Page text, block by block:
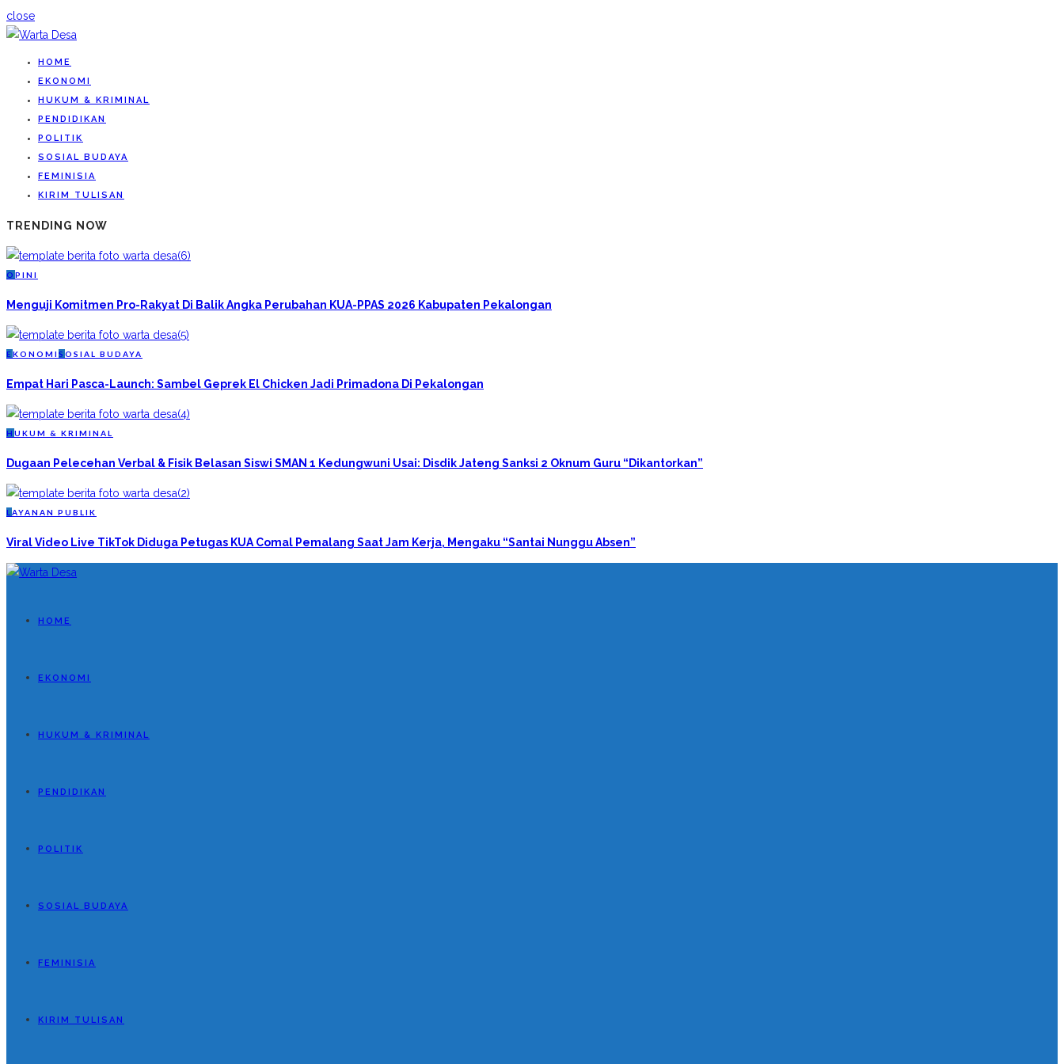
close
HOME
EKONOMI
HUKUM & KRIMINAL
PENDIDIKAN
POLITIK
SOSIAL BUDAYA
FEMINISIA
KIRIM TULISAN
TRENDING NOW
O PINI
Menguji Komitmen Pro-Rakyat Di Balik Angka Perubahan KUA-PPAS 2026 Kabupaten Pekalongan
EKONOMI S OSIAL BUDAYA
Empat Hari Pasca-Launch: Sambel Geprek El Chicken Jadi Primadona Di Pekalongan
H UKUM & KRIMINAL
Dugaan Pelecehan Verbal & Fisik Belasan Siswi SMAN 1 Kedungwuni Usai: Disdik Jateng Sanksi 2 Oknum Guru “Dikantorkan”
L AYANAN PUBLIK
Viral Video Live TikTok Diduga Petugas KUA Comal Pemalang Saat Jam Kerja, Mengaku “Santai Nunggu Absen”
HOME
EKONOMI
HUKUM & KRIMINAL
PENDIDIKAN
POLITIK
SOSIAL BUDAYA
FEMINISIA
KIRIM TULISAN